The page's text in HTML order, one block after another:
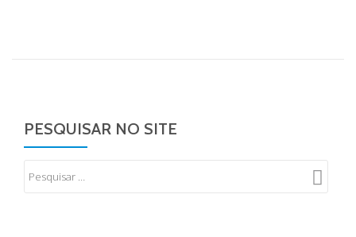
PESQUISAR NO SITE